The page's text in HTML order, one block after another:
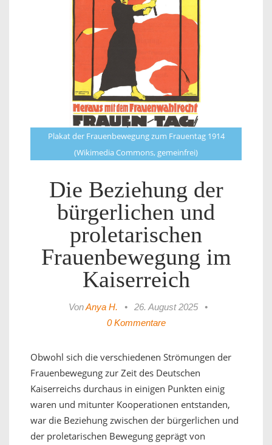
Plakat der Frauenbewegung zum Frauentag 1914
(Wikimedia Commons, gemeinfrei)
Die Beziehung der
bürgerlichen und
proletarischen
Frauenbewegung im
Kaiserreich
VonAnya H. • 26. August 2025
•
0 Kommentare
Obwohl sich die verschiedenen Strömungen der
Frauenbewegung zur Zeit des Deutschen
Kaiserreichs durchaus in einigen Punkten einig
waren und mitunter Kooperationen entstanden,
war die Beziehung zwischen der bürgerlichen und
der proletarischen Bewegung geprägt von